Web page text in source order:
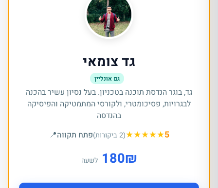
גד צומאי
גם אונליין
גד, בוגר הנדסת תוכנה בטכניון. בעל נסיון עשיר בהכנה
לבגרויות, פסיכומטרי, ולקורסי המתמטיקה והפיסיקה
בהנדסה
(2 ביקורות)★★★★★5 פתח תקווה📍
₪
180 לשעה